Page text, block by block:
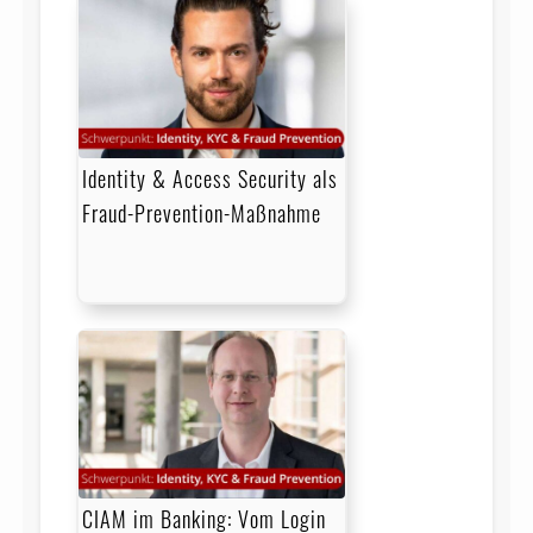
Identity & Access Security als
Fraud-Prevention-Maßnahme
CIAM im Banking: Vom Login